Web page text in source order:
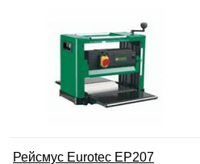
Рейсмус Eurotec EP207